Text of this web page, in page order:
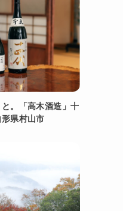
と。「高木酒造」十
県村山市